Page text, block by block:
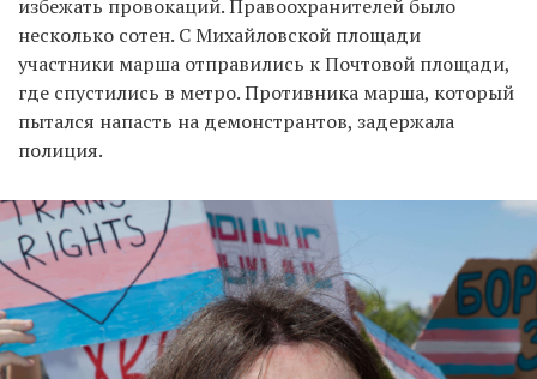
избежать провокаций. Правоохранителей было
несколько сотен. С Михайловской площади
участники марша отправились к Почтовой площади,
где спустились в метро. Противника марша, который
пытался напасть на демонстрантов, задержала
полиция.